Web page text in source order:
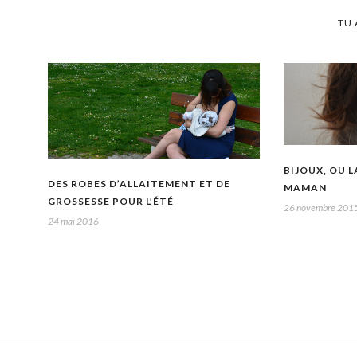
TU
DES ROBES D’ALLAITEMENT ET DE
GROSSESSE POUR L’ÉTÉ
24 mai 2016
BIJOUX, OU
MAMAN
26 novembre